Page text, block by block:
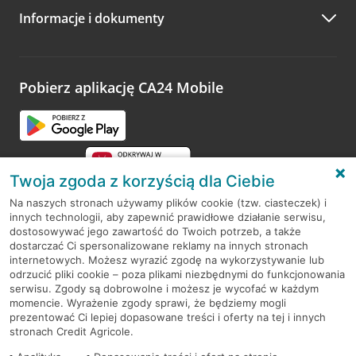
Zachęcamy do podzielenia się z nami opinią o wizycie.
opinie.
Informacje i dokumenty
Pobierz aplikację CA24 Mobile
RODO
Regulamin serwisu
Mapa serwisu
PolitykaCookies
Twoja zgoda z korzyścią dla Ciebie
Na naszych stronach używamy plików cookie (tzw. ciasteczek) i
innych technologii, aby zapewnić prawidłowe działanie serwisu,
dostosowywać jego zawartość do Twoich potrzeb, a także
dostarczać Ci spersonalizowane reklamy na innych stronach
internetowych. Możesz wyrazić zgodę na wykorzystywanie lub
odrzucić pliki cookie – poza plikami niezbędnymi do funkcjonowania
serwisu. Zgody są dobrowolne i możesz je wycofać w każdym
momencie. Wyrażenie zgody sprawi, że będziemy mogli
prezentować Ci lepiej dopasowane treści i oferty na tej i innych
stronach Credit Agricole.